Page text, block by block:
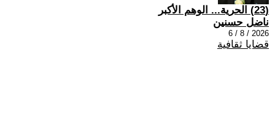
(23) الحرية... الوهم الأكبر
ناضل حسنين
2026 / 8 / 6
قضايا ثقافية